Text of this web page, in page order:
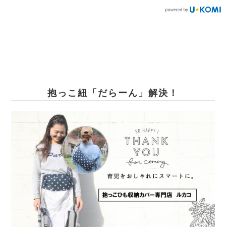
抱っこ紐「だらーん」解決！